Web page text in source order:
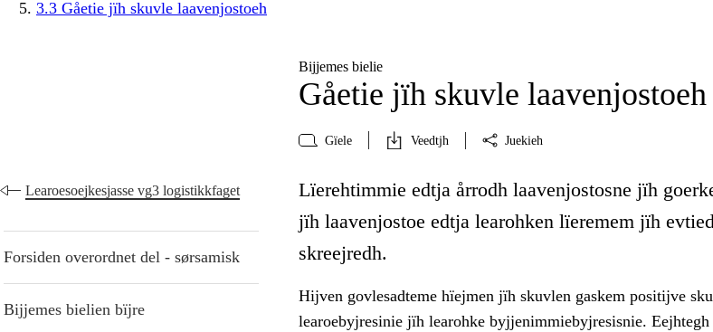
3.3 Gåetie jïh skuvle laavenjostoeh
Bijjemes bielie
Gåetie jïh skuvle laavenjostoeh
Gïele Veedtjh Juekieh
Learoesoejkesjasse vg3 logistikkfaget
Forsiden overordnet del - sørsamisk
Bijjemes bielien bïjre
Lïerehtimmie edtja årrodh laavenjostosne jïh
jïh laavenjostoe edtja learohken lïeremem jïh
skreejredh.
Hijven govlesadteme hïejmen jïh skuvlen gaskem positijve
learoebyjresinie jïh learohke byjjenimmiebyjresisnie.